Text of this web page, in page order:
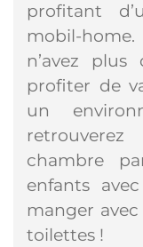
profitant
mobil-
n’avez plus
profiter de
un
chambre
enfants
manger
toilettes !